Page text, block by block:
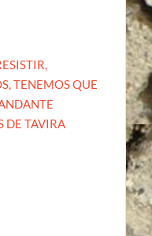
TENEMOS QUE
DE TAVIRA